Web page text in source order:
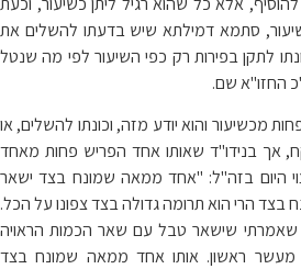
סתמא דמילתא שיש בדעתו להשלים את
לתקן בפירות רק כפי השיעור לפי מה שנטל
החזו"א שם.
מכשיעור והוא יודע מזה, וכונתו להשלים, או
אך בנידו"ד שאותו אחד הפריש פחות מאחד
היום בזה"ל: "אחד ממאה שמונח בצד ישאר
הרי הוא תרומה גדולה בצד צפונו על הכל.
שישאר טבל עם שאר הכמות הראויה
מעשר ראשון. אותו אחד ממאה שמונח בצד